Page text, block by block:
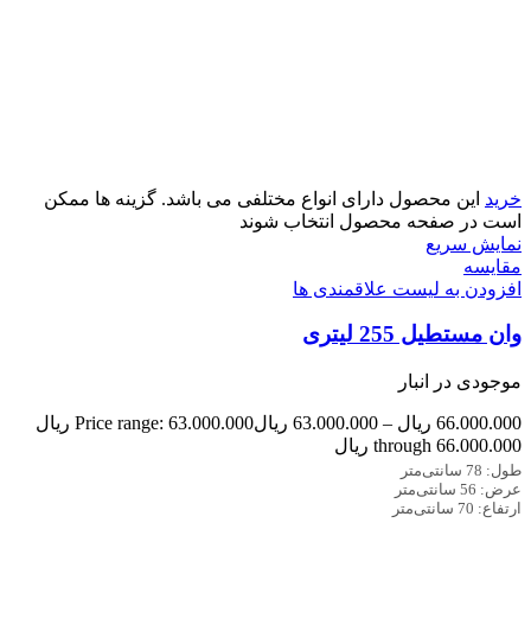
خرید این محصول دارای انواع مختلفی می باشد. گزینه ها ممکن
است در صفحه محصول انتخاب شوند
نمایش سریع
مقایسه
افزودن به لیست علاقمندی ها
وان مستطیل 255 لیتری
موجودی در انبار
66.000.000 ریال –
63.000.000 ریال
Price range: 63.000.000 ریال
through 66.000.000 ریال
طول: 78 سانتی‌متر
عرض: 56 سانتی‌متر
ارتفاع: 70 سانتی‌متر